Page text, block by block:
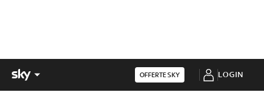
OFFERTE SKY LOGIN